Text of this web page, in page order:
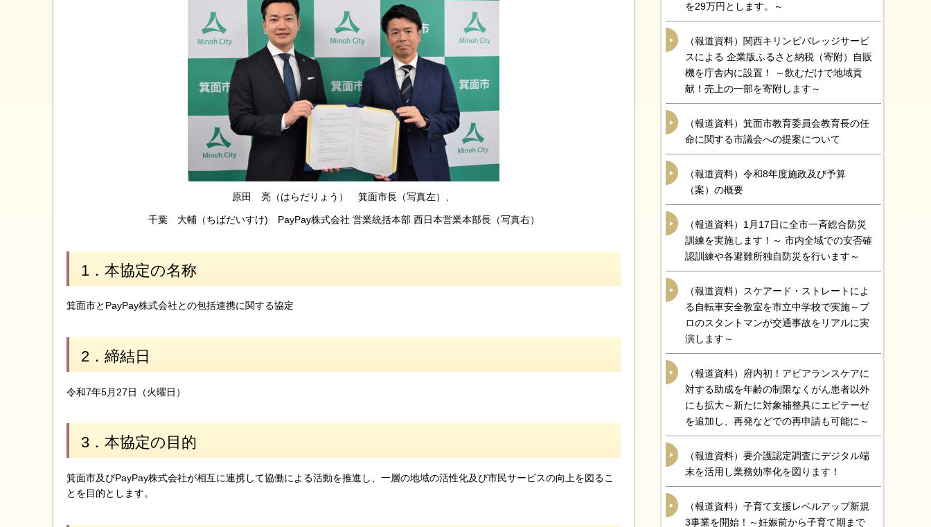
原田 亮（はらだりょう） 箕面市長（写真左）、
千葉 大輔（ちばだいすけ) PayPay株式会社 営業統括本部 西日本営業本部長（写真右）
1．本協定の名称
箕面市とPayPay株式会社との包括連携に関する協定
2．締結日
令和7年5月27日（火曜日）
3．本協定の目的
箕面市及びPayPay株式会社が相互に連携して協働による活動を推進し、一層の地域の活性化及び市民サービスの向上を図るこ
とを目的とします。
を29万円とします。～
（報道資料）関西キリンビバレッジサービ
スによる 企業版ふるさと納税（寄附）自販
機を庁舎内に設置！ ～飲むだけで地域貢
献！売上の一部を寄附します～
（報道資料）箕面市教育委員会教育長の任
命に関する市議会への提案について
（報道資料）令和8年度施政及び予算
（案）の概要
（報道資料）1月17日に全市一斉総合防災
訓練を実施します！～ 市内全域での安否確
認訓練や各避難所独自防災を行います～
（報道資料）スケアード・ストレートによ
る自転車安全教室を市立中学校で実施～プ
ロのスタントマンが交通事故をリアルに実
演します～
（報道資料）府内初！アピアランスケアに
対する助成を年齢の制限なくがん患者以外
にも拡大～新たに対象補整具にエピテーゼ
を追加し、再発などでの再申請も可能に～
（報道資料）要介護認定調査にデジタル端
末を活用し業務効率化を図ります！
（報道資料）子育て支援レベルアップ新規
3事業を開始！～妊娠前から子育て期まで